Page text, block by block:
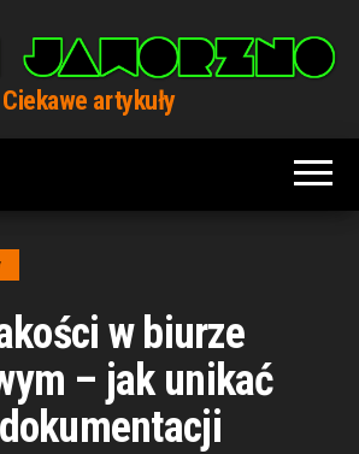
Ciekawe artykuły
w biurze
– jak unikać